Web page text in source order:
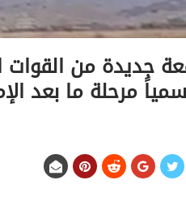
جديدة من القوات
مرحلة ما بعد